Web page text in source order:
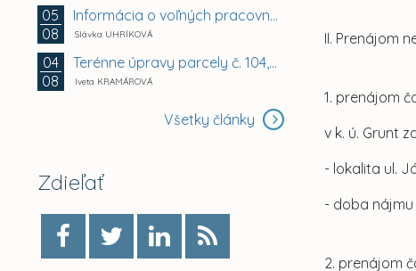
05
08
Informácia o voľných pracovných miestach -...
Slávka UHRÍKOVÁ
04
08
Terénne úpravy parcely č. 104, Vyhoňská ulica,...
Iveta KRAMÁROVÁ
Všetky články
Zdieľať
II. Prenájom
1. prenájom
v k. ú. Grunt
- lokalita ul.
- doba
2. prenájom